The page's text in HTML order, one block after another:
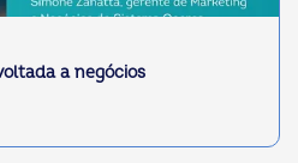
a negócios